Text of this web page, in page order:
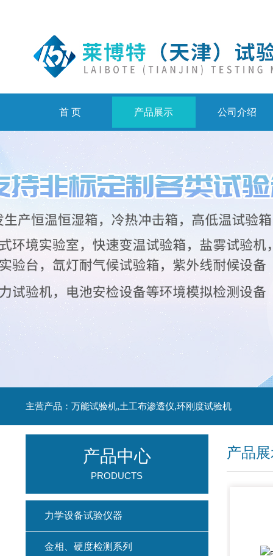
首 页 产品展示 公司介绍
主营产品：万能试验机,土工布渗透仪,环刚度试验机
产品
产品中心
PRODUCTS
力学设备试验仪器
金相、硬度检测系列